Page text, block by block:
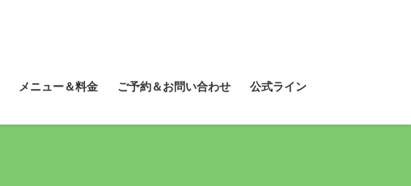
メニュー＆料金 ご予約＆お問い合わせ 公式ライン